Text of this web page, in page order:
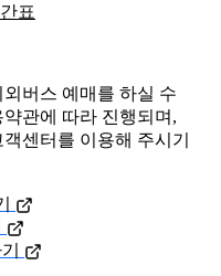
표
버스 예매를 하실 수
관에 따라 진행되며,
센터를 이용해 주시기